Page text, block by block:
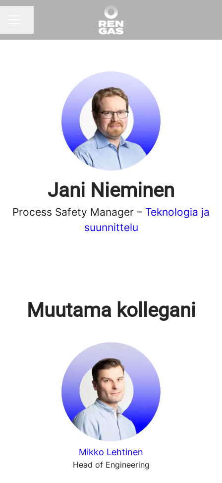
Jani Nieminen
Process Safety Manager – Teknologia ja
suunnittelu
Muutama kollegani
Mikko Lehtinen
Head of Engineering